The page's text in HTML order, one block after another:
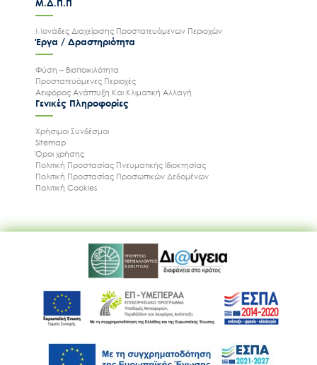
Μ.Δ.Π.Π
Μονάδες Διαχείρισης Προστατευόμενων Περιοχών
Έργα / Δραστηριότητα
Φύση – Βιοποικιλότητα
Προστατευόμενες Περιοχές
Αειφόρος Ανάπτυξη Και Κλιματική Αλλαγή
Γενικές Πληροφορίες
Χρήσιμοι Συνδέσμοι
Sitemap
Όροι χρήσης
Πολιτική Προστασίας Πνευματικής Ιδιοκτησίας
Πολιτική Προστασίας Προσωπικών Δεδομένων
Πολιτική Cookies